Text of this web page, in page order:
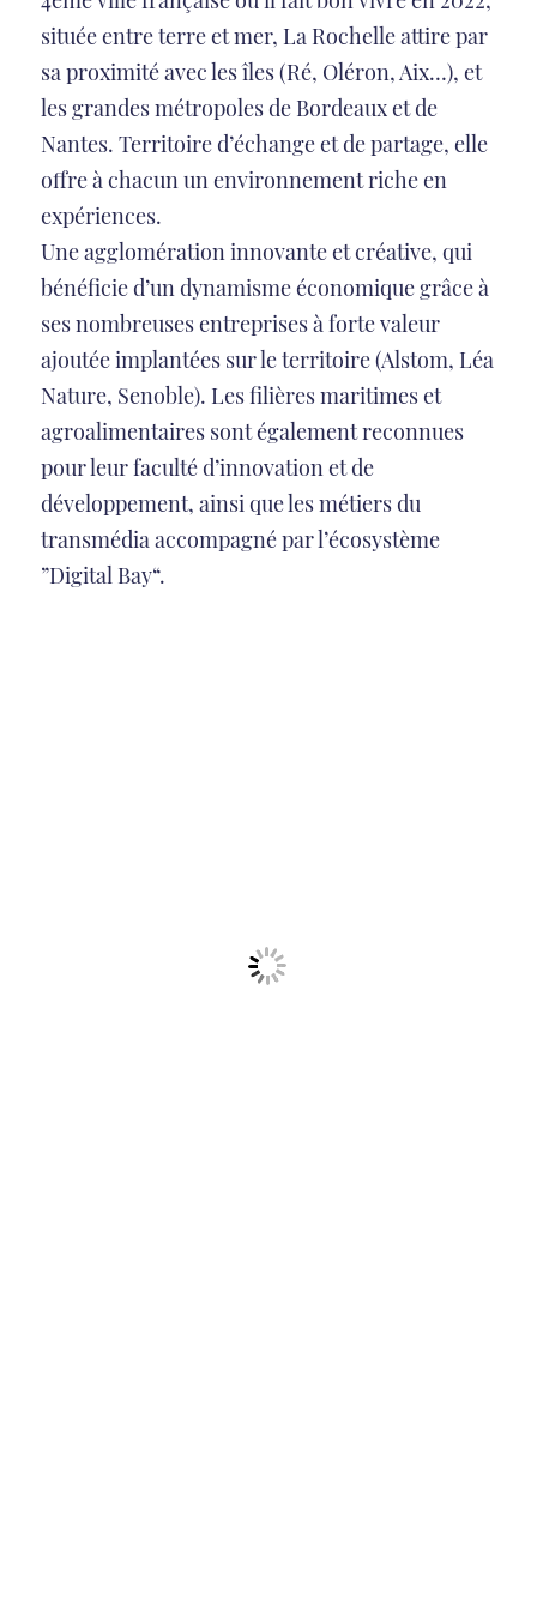
située entre terre et mer, La Rochelle attire par
sa proximité avec les îles (Ré, Oléron, Aix…), et
les grandes métropoles de Bordeaux et de
Nantes. Territoire d’échange et de partage, elle
offre à chacun un environnement riche en
expériences.
Une agglomération innovante et créative, qui
bénéficie d’un dynamisme économique grâce à
ses nombreuses entreprises à forte valeur
ajoutée implantées sur le territoire (Alstom, Léa
Nature, Senoble). Les filières maritimes et
agroalimentaires sont également reconnues
pour leur faculté d’innovation et de
développement, ainsi que les métiers du
transmédia accompagné par l’écosystème
”Digital Bay“.